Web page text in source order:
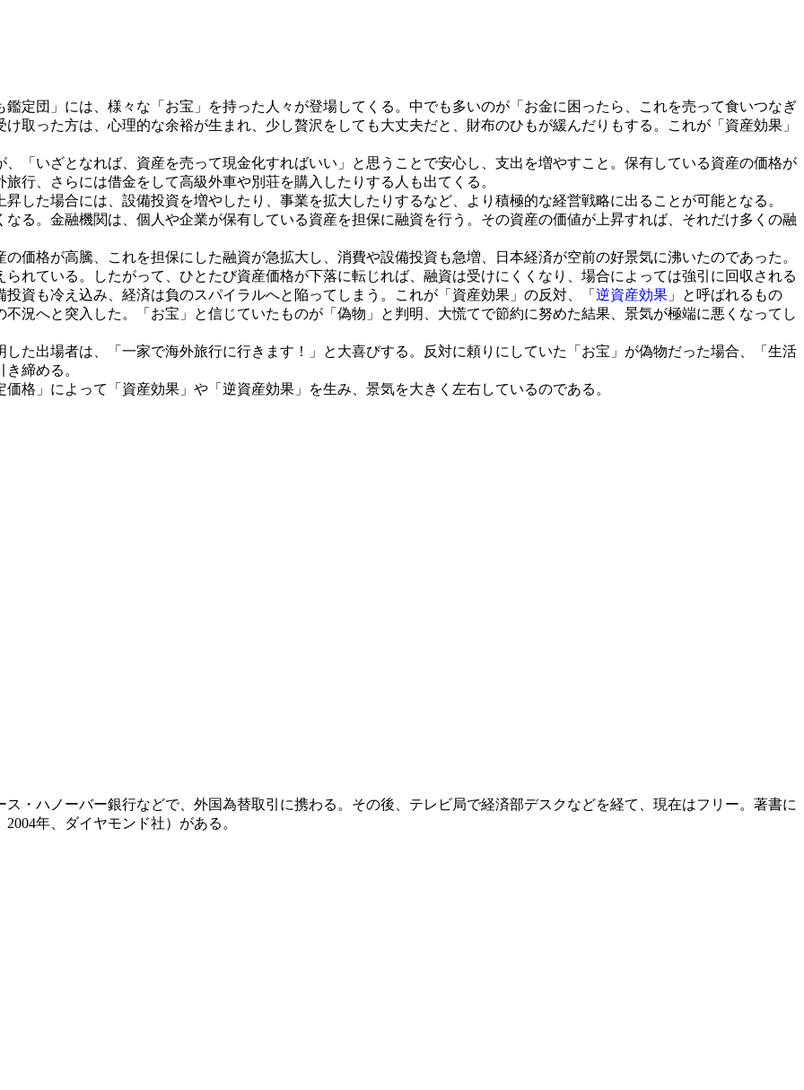
団」には、様々な「お宝」を持った人々が登場してくる。中でも多いのが「お金に困ったら、これを売って食いつなぎ
取った方は、心理的な余裕が生まれ、少し贅沢をしても大丈夫だと、財布のひもが緩んだりもする。これが「資産効果」
いざとなれば、資産を売って現金化すればいい」と思うことで安心し、支出を増やすこと。保有している資産の価格が
行、さらには借金をして高級外車や別荘を購入したりする人も出てくる。
た場合には、設備投資を増やしたり、事業を拡大したりするなど、より積極的な経営戦略に出ることが可能となる。
。金融機関は、個人や企業が保有している資産を担保に融資を行う。その資産の価値が上昇すれば、それだけ多くの融
の価格が高騰、これを担保にした融資が急拡大し、消費や設備投資も急増、日本経済が空前の好景気に沸いたのであった。
ている。したがって、ひとたび資産価格が下落に転じれば、融資は受けにくくなり、場合によっては強引に回収される
資も冷え込み、経済は負のスパイラルへと陥ってしまう。これが「資産効果」の反対、「 逆資産効果 」と呼ばれるもの
況へと突入した。「お宝」と信じていたものが「偽物」と判明、大慌てで節約に努めた結果、景気が極端に悪くなってし
た出場者は、「一家で海外旅行に行きます！」と大喜びする。反対に頼りにしていた「お宝」が偽物だった場合、「生活
締める。
」によって「資産効果」や「逆資産効果」を生み、景気を大きく左右しているのである。
・ハノーバー銀行などで、外国為替取引に携わる。その後、テレビ局で経済部デスクなどを経て、現在はフリー。著書に
年、ダイヤモンド社）がある。